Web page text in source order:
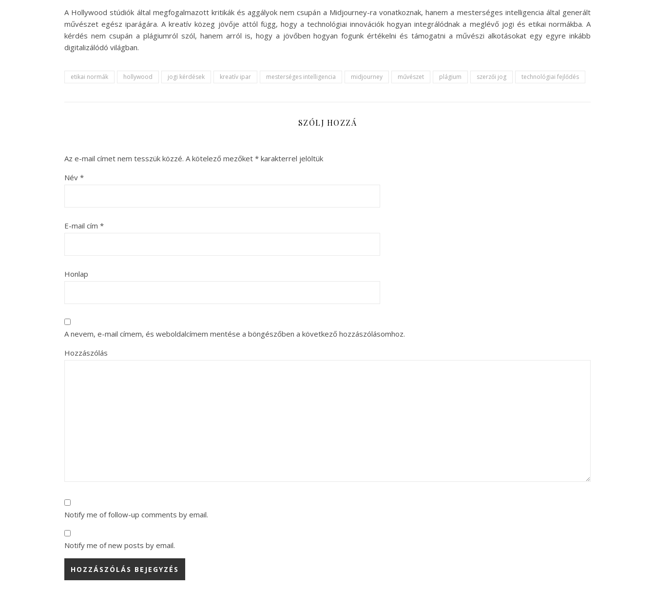
A Hollywood stúdiók által megfogalmazott kritikák és aggályok nem csupán a Midjourney-ra vonatkoznak, hanem a mesterséges intelligencia által generált
művészet egész iparágára. A kreatív közeg jövője attól függ, hogy a technológiai innovációk hogyan integrálódnak a meglévő jogi és etikai normákba. A
kérdés nem csupán a plágiumról szól, hanem arról is, hogy a jövőben hogyan fogunk értékelni és támogatni a művészi alkotásokat egy egyre inkább
digitalizálódó világban.
etikai normák hollywood jogi kérdések kreatív ipar mesterséges intelligencia midjourney művészet plágium szerzői jog technológiai fejlődés
SZÓLJ HOZZÁ
Az e-mail címet nem tesszük közzé. A kötelező mezőket * karakterrel jelöltük
Név *
E-mail cím *
Honlap
A nevem, e-mail címem, és weboldalcímem mentése a böngészőben a következő hozzászólásomhoz.
Hozzászólás
Notify me of follow-up comments by email.
Notify me of new posts by email.